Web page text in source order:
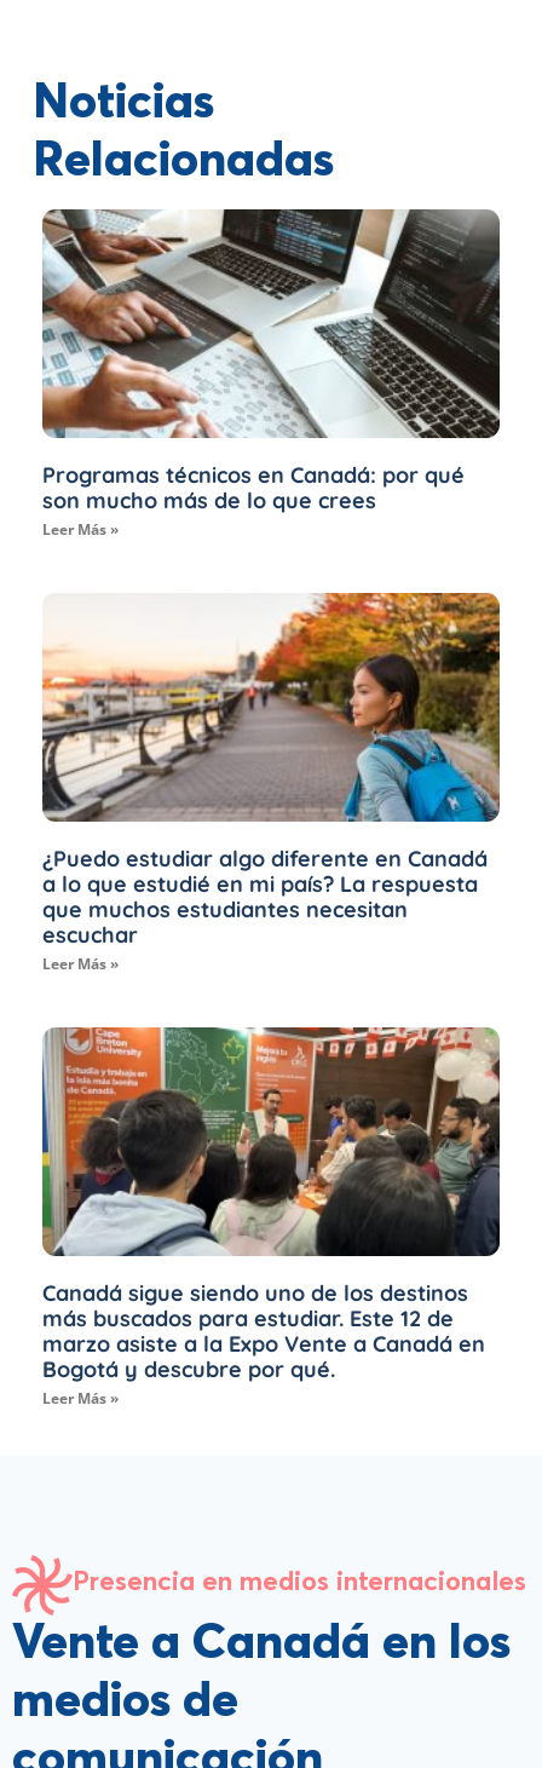
Noticias
Relacionadas
Programas técnicos en Canadá: por qué
son mucho más de lo que crees
Leer Más »
¿Puedo estudiar algo diferente en Canadá
a lo que estudié en mi país? La respuesta
que muchos estudiantes necesitan
escuchar
Leer Más »
Canadá sigue siendo uno de los destinos
más buscados para estudiar. Este 12 de
marzo asiste a la Expo Vente a Canadá en
Bogotá y descubre por qué.
Leer Más »
Presencia en medios internacionales
Vente a Canadá en los
medios de